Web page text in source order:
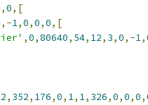
,0,[
,-1,0,0,0,[
,0,80640, 54, 12, 3,0,-1,
, 352, 176,0, 1, 1, 326,0,0,0,